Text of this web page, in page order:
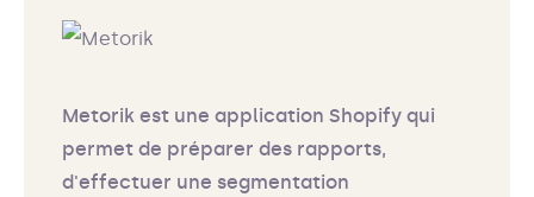
Metorik est une application Shopify qui
permet de préparer des rapports,
d'effectuer une segmentation